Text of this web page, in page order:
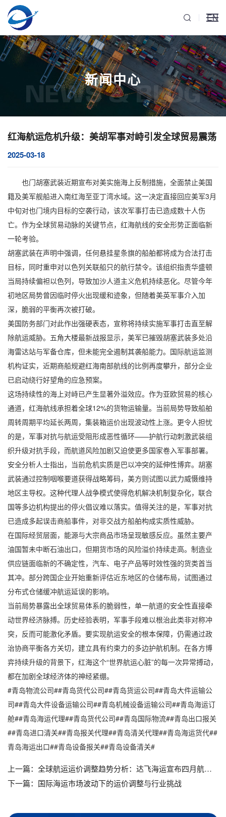
EN
新闻中心
NEWS & BLOG
红海航运危机升级：美胡军事对峙引发全球贸易震荡
2025-03-18
也门胡塞武装近期宣布对美实施海上反制措施，全面禁止美国
籍及美军舰船进入南红海至亚丁湾水域。这一决定直接回应美军3月
中旬对也门境内目标的空袭行动，该次军事打击已造成数十人伤
亡。作为全球贸易动脉的关键节点，红海航线的安全形势正面临新
一轮考验。
胡塞武装在声明中强调，任何悬挂星条旗的船舶都将成为合法打击
目标，同时重申对以色列关联船只的航行禁令。该组织指责华盛顿
当局持续偏袒以色列，导致加沙人道主义危机持续恶化。尽管今年
初地区局势曾因临时停火出现缓和迹象，但随着美英军事介入加
深，脆弱的平衡再次被打破。
美国防务部门对此作出强硬表态，宣称将持续实施军事打击直至解
除航运威胁。五角大楼最新战报显示，美军已摧毁胡塞武装多处沿
海雷达站与军备仓库，但未能完全遏制其袭船能力。国际航运监测
机构证实，近期商船规避红海南部航线的比例再度攀升，部分企业
已启动绕行好望角的应急预案。
这场持续性的海上对峙已产生显著外溢效应。作为亚欧贸易的核心
通道，红海航线承担着全球12%的货物运输量。当前局势导致船舶
周转周期平均延长两周，集装箱运价出现波动性上涨。更令人担忧
的是，军事对抗与航运受阻形成恶性循环——护航行动刺激武装组
织升级对抗手段，而航道风险加剧又迫使更多国家卷入军事部署。
安全分析人士指出，当前危机实质是巴以冲突的延伸性博弈。胡塞
武装通过控制咽喉要道获得战略筹码，美方则试图以武力威慑维持
地区主导权。这种代理人战争模式使得危机解决机制复杂化，联合
国等多边机构提出的停火倡议难以落实。值得关注的是，军事对抗
已造成多起误击商船事件，对非交战方船舶构成实质性威胁。
在国际经贸层面，能源与大宗商品市场呈现敏感反应。虽然主要产
油国暂未中断石油出口，但期货市场的风险溢价持续走高。制造业
供应链面临新的不确定性，汽车、电子产品等时效性强的货类首当
其冲。部分跨国企业开始重新评估近东地区的仓储布局，试图通过
分布式仓储缓冲航运延误的影响。
当前局势暴露出全球贸易体系的脆弱性，单一航道的安全性直接牵
动世界经济脉搏。历史经验表明，军事手段难以根治此类非对称冲
突，反而可能激化矛盾。要实现航运安全的根本保障，仍需通过政
治协商平衡各方关切，建立具有约束力的多边护航机制。在各方博
弈持续升级的背景下，红海这个“世界航运心脏”的每一次异常搏动，
都在加剧全球经济体的神经紧绷。
#青岛物流公司##青岛货代公司##青岛货运公司##青岛大件运输公
司##青岛大件设备运输公司##青岛机械设备运输公司##青岛海运订
舱##青岛海运代理##青岛货代公司##青岛国际物流##青岛出口报关
##青岛进口清关##青岛报关代理##青岛清关代理##青岛海运货代##
青岛海运出口##青岛设备报关##青岛设备清关#
上一篇： 全球航运运价调整趋势分析：达飞海运宣布四月航线费率更新
下一篇： 国际海运市场波动下的运价调整与行业挑战